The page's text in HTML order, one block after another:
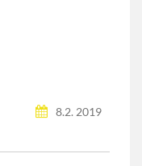
8.2. 2019